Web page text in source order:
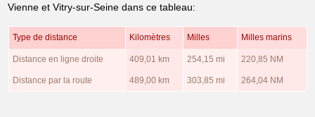
Vienne et Vitry-sur-Seine dans ce tableau:
Type de distance Kilomètres Milles Milles marins
Distance en ligne droite 409,01 km 254,15 mi 220,85 NM
Distance par la route 489,00 km 303,85 mi 264,04 NM